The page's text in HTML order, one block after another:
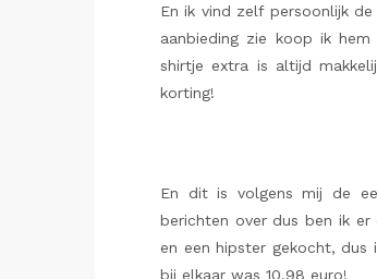
En ik vind zelf persoonlijk
aanbieding zie koop ik
shirtje extra is altijd
korting!
En dit is volgens mij de
berichten over dus ben ik er
en een hipster gekocht,
bij elkaar was 10.98 euro!